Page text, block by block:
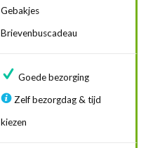
Gebakjes
Brievenbuscadeau
Goede bezorging
Zelf bezorgdag & tijd
kiezen